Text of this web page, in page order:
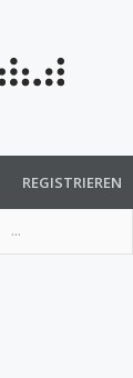
...
REGISTRIEREN